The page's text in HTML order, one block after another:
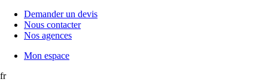
Demander un devis
Nous contacter
Nos agences
Mon espace
fr